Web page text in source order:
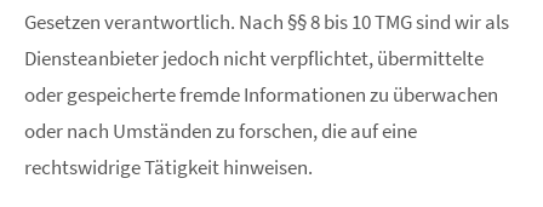
Gesetzen verantwortlich. Nach §§ 8 bis 10 TMG sind wir als
Diensteanbieter jedoch nicht verpflichtet, übermittelte
oder gespeicherte fremde Informationen zu überwachen
oder nach Umständen zu forschen, die auf eine
rechtswidrige Tätigkeit hinweisen.